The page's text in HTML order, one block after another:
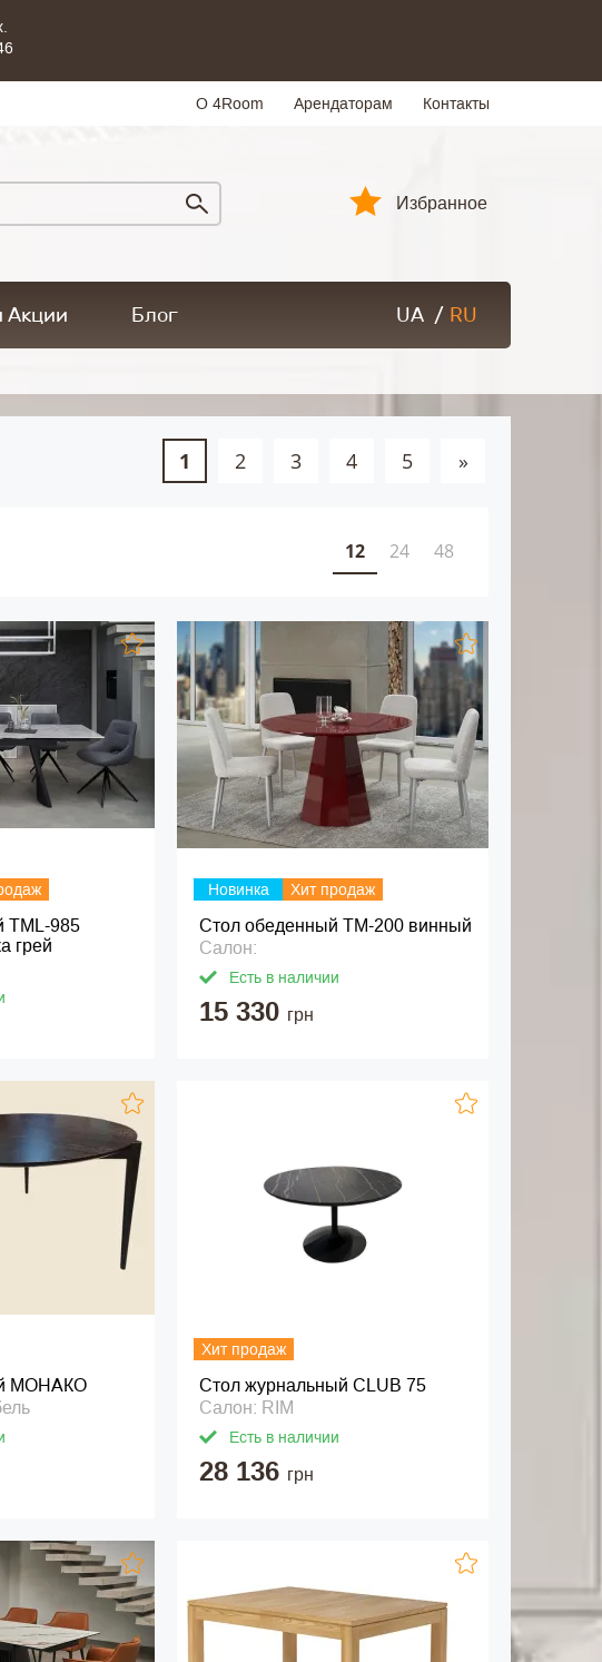
О 4Room Арендаторам Контакты
Избранное
Акции Блог UA / RU
1 2 3 4 5 »
12 24 48
ТМL-985
грей
Новинка Хит продаж
Стол обеденный ТМ-200 винный
Салон:
Есть в наличии
15 330 грн
МОНАКО
Хит продаж
Стол журнальный CLUB 75
Салон: RIM
Есть в наличии
28 136 грн